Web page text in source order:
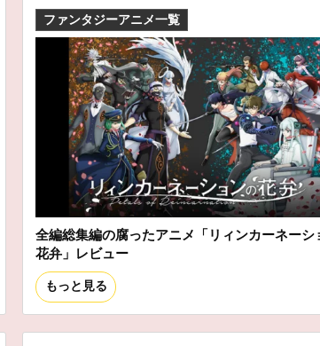
ファンタジーアニメ一覧
全編総集編の腐ったアニメ「リィンカーネーシ
花弁」レビュー
もっと見る